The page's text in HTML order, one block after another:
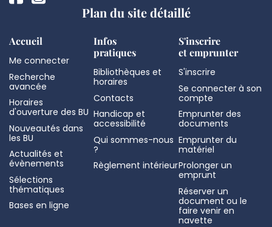
Plan du site détaillé
Accueil
Me connecter
Recherche
avancée
Horaires
d'ouverture des BU
Nouveautés dans
les BU
Actualités et
évènements
Sélections
thématiques
Bases en ligne
Infos
pratiques
Bibliothèques et
horaires
Contacts
Handicap et
accessibilité
Qui sommes-nous
?
Règlement intérieur
S'inscrire
et emprunter
S'inscrire
Se connecter à son
compte
Emprunter des
documents
Emprunter du
matériel
Prolonger un
emprunt
Réserver un
document ou le
faire venir en
navette